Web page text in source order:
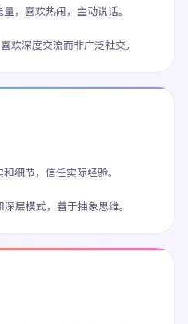
，喜欢热闹，主动说话。
欢深度交流而非广泛社交。
细节，信任实际经验。
层模式，善于抽象思维。